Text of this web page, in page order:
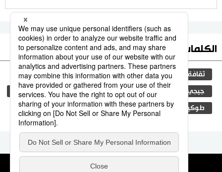
الكلمات الأكثر بحثا
ثقافة التعليم الياباني اليابان مجتمع
جيجي برس المجتمع الياباني فن المطبخ الياباني
طوكيو الجنس